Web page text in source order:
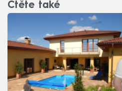
Čtěte také